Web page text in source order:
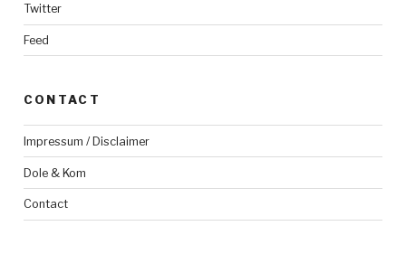
Twitter
Feed
CONTACT
Impressum / Disclaimer
Dole & Kom
Contact